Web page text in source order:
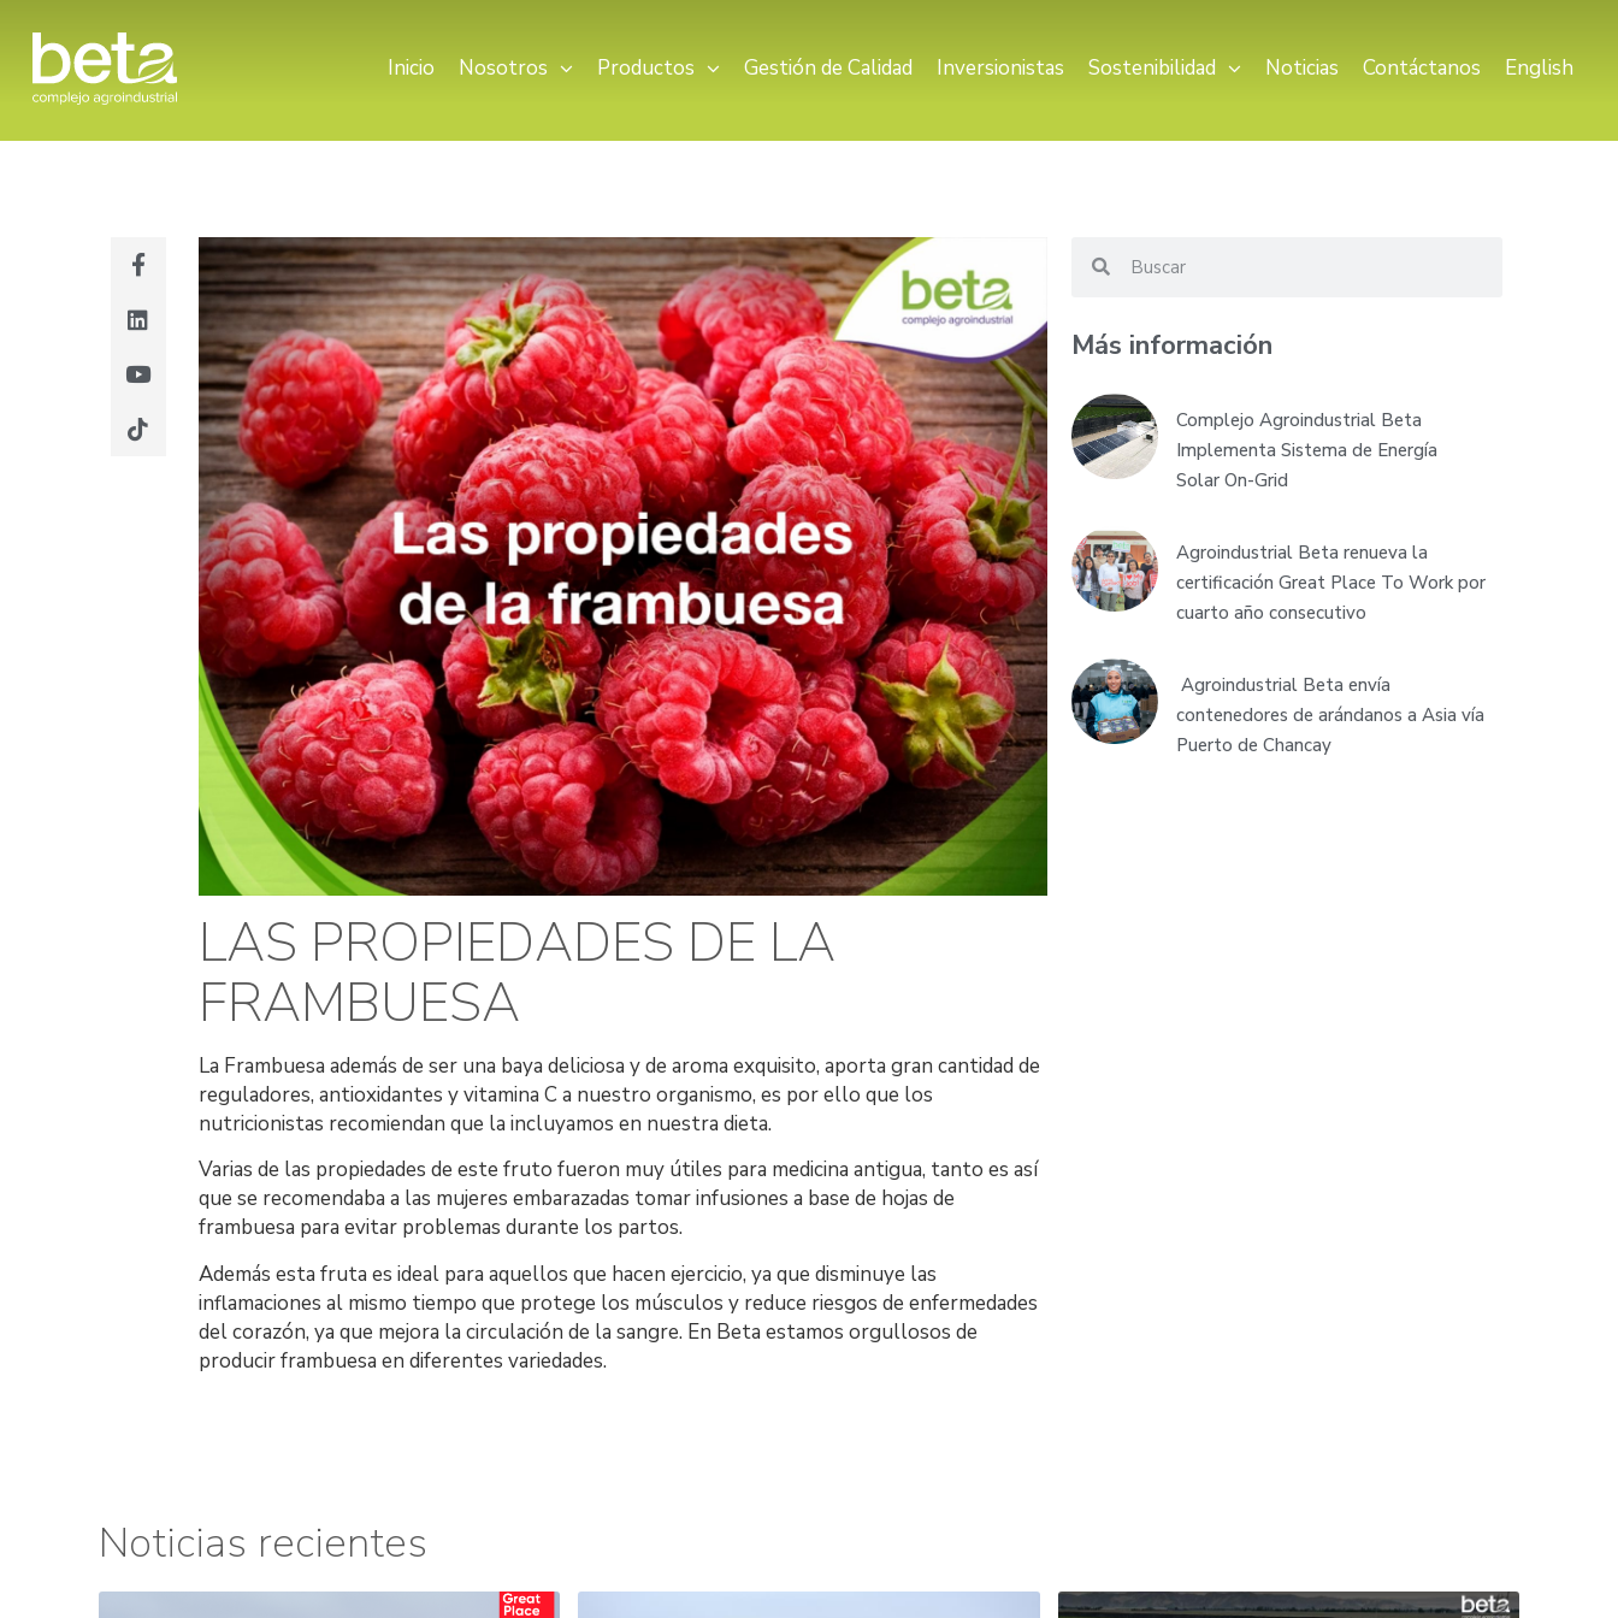
Inicio Nosotros Productos Gestión de Calidad Inversionistas Sostenibilidad Noticias Contáctanos English
LAS PROPIEDADES DE LA
FRAMBUESA
La Frambuesa además de ser una baya deliciosa y de aroma exquisito, aporta gran cantidad de
reguladores, antioxidantes y vitamina C a nuestro organismo, es por ello que los
nutricionistas recomiendan que la incluyamos en nuestra dieta.
Varias de las propiedades de este fruto fueron muy útiles para medicina antigua, tanto es así
que se recomendaba a las mujeres embarazadas tomar infusiones a base de hojas de
frambuesa para evitar problemas durante los partos.
Además esta fruta es ideal para aquellos que hacen ejercicio, ya que disminuye las
inflamaciones al mismo tiempo que protege los músculos y reduce riesgos de enfermedades
del corazón, ya que mejora la circulación de la sangre. En Beta estamos orgullosos de
producir frambuesa en diferentes variedades.
Más información
Complejo Agroindustrial Beta
Implementa Sistema de Energía
Solar On-Grid
Agroindustrial Beta renueva la
certificación Great Place To Work por
cuarto año consecutivo
Agroindustrial Beta envía
contenedores de arándanos a Asia vía
Puerto de Chancay
Noticias recientes